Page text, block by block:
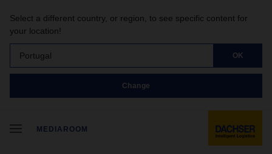
Select a different country, or region, to see specific content for
your location!
Portugal OK
Change
MEDIAROOM